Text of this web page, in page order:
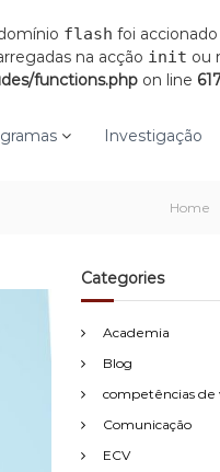
flash foi
na acção init ou
functions.php on line
Investigação
Home
Categories
Academia
Blog
competências de
Comunicação
ECV